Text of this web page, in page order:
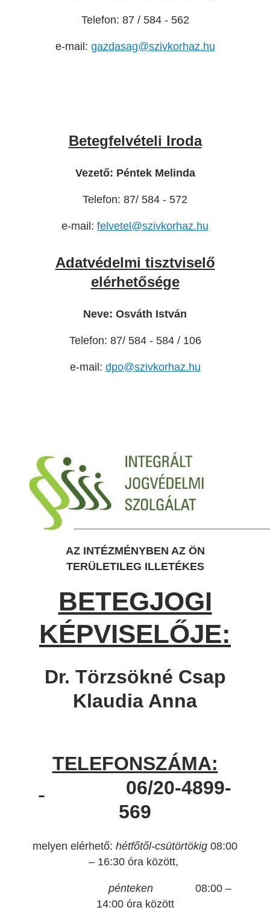
Telefon: 87 / 584 - 562
e-mail: gazdasag@szivkorhaz.hu
Betegfelvételi Iroda
Vezető: Péntek Melinda
Telefon: 87/ 584 - 572
e-mail: felvetel@szivkorhaz.hu
Adatvédelmi tisztviselő
elérhetősége
Neve: Osváth István
Telefon: 87/ 584 - 584 / 106
e-mail: dpo@szivkorhaz.hu
AZ INTÉZMÉNYBEN AZ ÖN
TERÜLETILEG ILLETÉKES
BETEGJOGI
KÉPVISELŐJE:
Dr. Törzsökné Csap
Klaudia Anna
TELEFONSZÁMA:
06/20-4899-
569
melyen elérhető: hétfőtől-csütörtökig 08:00
– 16:30 óra között,
pénteken
08:00 –
14:00 óra között